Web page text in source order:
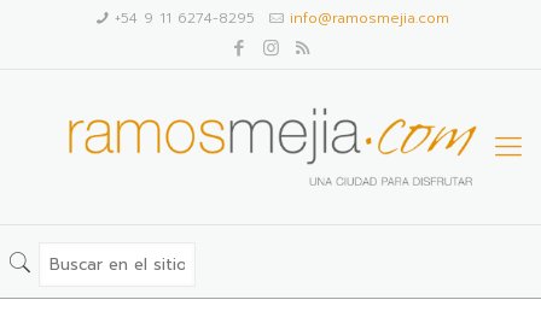
+54 9 11 6274-8295 info@ramosmejia.com